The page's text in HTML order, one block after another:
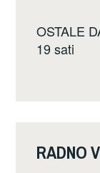
OSTALE
19 sati
RADNO